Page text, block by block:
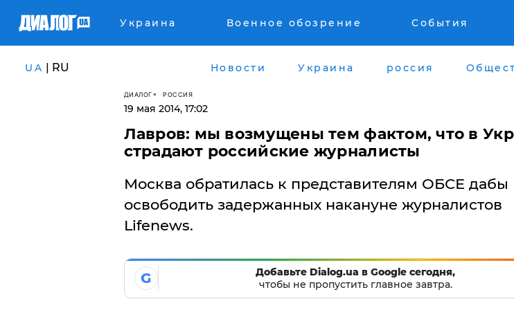
Украина Военное обозрение События
UA | RU Новости Украина россия
ДИАЛОГ РОССИЯ
19 мая 2014, 17:02
Лавров: мы возмущены тем фактом, что в
страдают российские журналисты
Москва обратилась к представителям ОБСЕ дабы
освободить задержанных накануне журналистов
Lifenews.
G
Добавьте Dialog.ua в Google сегодня,
чтобы не пропустить главное завтра.